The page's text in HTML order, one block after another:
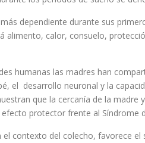
dependiente durante sus
alimento, calor, consuelo,
humanas las madres han
el desarrollo neuronal y la
que la cercanía de la madre
protector frente al Síndrome
contexto del colecho, favorece el